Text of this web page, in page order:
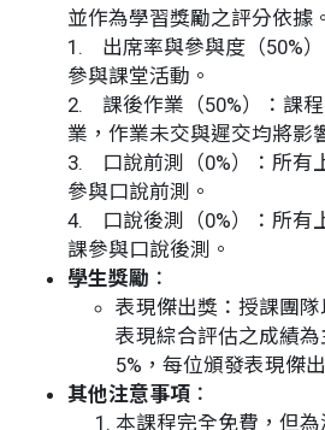
並作為學習獎勵之評分依據
1. 出席率與參與度（50%
參與課堂活動。
2. 課後作業（50%）：課
業，作業未交與遲交均將影
3. 口說前測（0%）：所有
參與口說前測。
4. 口說後測（0%）：所有
課參與口說後測。
學生獎勵 ：
表現傑出獎：授課團
表現綜合評估之成績
5%，每位頒發表現傑
其他注意事項 ：
本課程完全免費，但